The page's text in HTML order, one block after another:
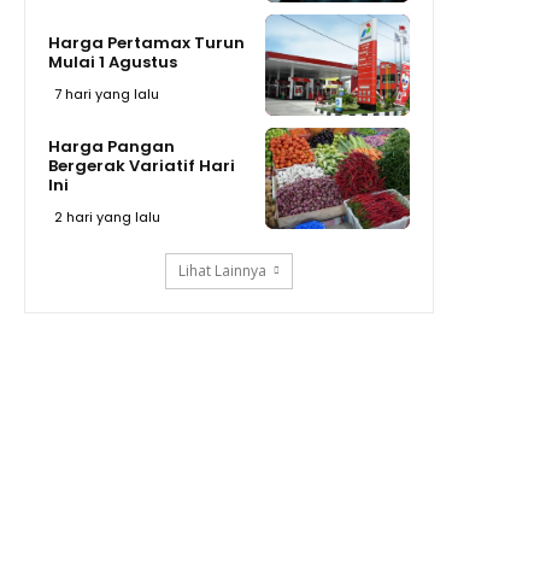
Harga Pertamax Turun
Mulai 1 Agustus
7 hari yang lalu
Harga Pangan
Bergerak Variatif Hari
Ini
2 hari yang lalu
Lihat Lainnya